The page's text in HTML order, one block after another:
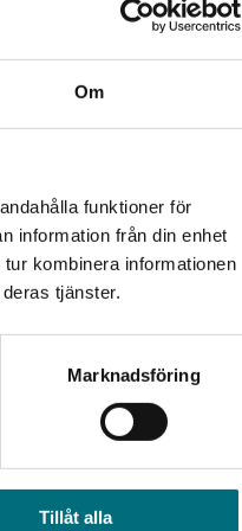
Om
funktioner för
information från din enhet
kombinera informationen
tjänster.
Marknadsföring
Tillåt alla
Från 13
Författare:
Omslag:
Niklas
Ämnesområde:
Häxor
Språk:
Lättlästnivå:
Nivå 3
LIX:
19
ISBN:
Utgivningsår:
2024
Artikelnummer:
47276-